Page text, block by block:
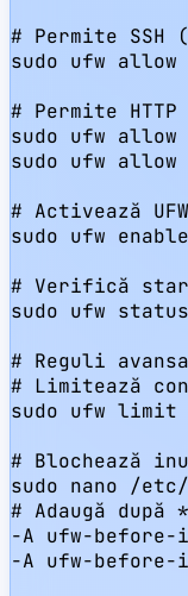
# Permite SSH
sudo ufw allow
# Permite HTTP
sudo ufw allow
sudo ufw allow
# Activează UFW
sudo ufw enable
# Verifică
sudo ufw
# Reguli
# Limitează
sudo ufw limit
# Blochează
sudo nano /
# Adaugă
-A ufw-
-A ufw-before-